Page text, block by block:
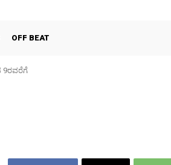
OFF BEAT